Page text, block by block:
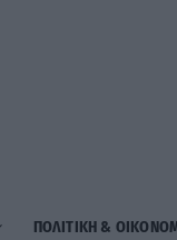
ΠΟΛΙΤΙΚΗ &